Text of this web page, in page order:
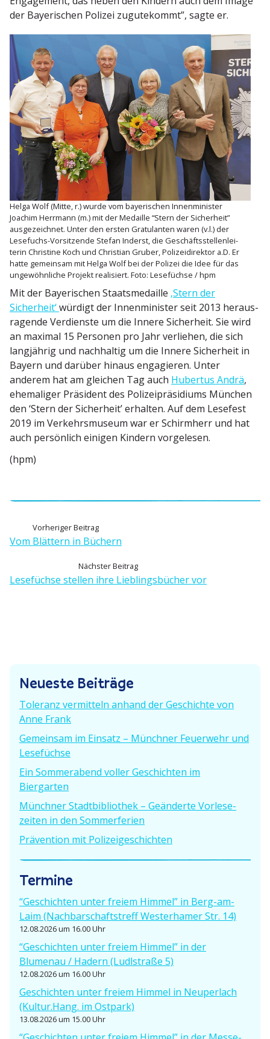
der Bayeri­schen Polizei zugute­kommt”, sagte er.
Helga Wolf (Mitte, r.) wurde vom bayeri­schen Innen­mi­nister
Joachim Herrmann (m.) mit der Medaille “Stern der Sicherheit”
ausge­zeichnet. Unter den ersten Gratu­lanten waren (v.l.) der
Lesefuchs-Vorsit­zende Stefan Inderst, die Geschäfts­stel­len­lei­
terin Christine Koch und Christian Gruber, Polizei­di­rektor a.D. Er
hatte gemeinsam mit Helga Wolf bei der Polizei die Idee für das
ungewöhn­liche Projekt reali­siert. Foto: Lesefüchse / hpm
Mit der Bayeri­schen Staats­me­daille ‚Stern der
Sicherheit‘würdigt der Innen­mi­nister seit 2013 heraus­
ra­gende Verdienste um die Innere Sicherheit. Sie wird
an maximal 15 Personen pro Jahr verliehen, die sich
langjährig und nachhaltig um die Innere Sicherheit in
Bayern und darüber hinaus engagieren. Unter
anderem hat am gleichen Tag auch Hubertus Andrä,
ehema­liger Präsident des Polizei­prä­si­diums München
den ‘Stern der Sicherheit’ erhalten. Auf dem Lesefest
2019 im Verkehrs­museum war er Schirmherr und hat
auch persönlich einigen Kindern vorgelesen.
(hpm)
e
i
Vorheriger BeitragV
o
h
e
e
i
a
:
Vom Blättern in Büchern
Nächster BeitragN
ä
i
r
g
Lesefüchse stellen ihre Lieblings­bücher vor
Neueste Beiträge
Toleranz vermitteln anhand der Geschichte von
Anne Frank
Gemeinsam im Einsatz – Münchner Feuerwehr und
Lesefüchse
Ein Sommer­abend voller Geschichten im
Biergarten
Münchner Stadt­bi­bliothek – Geänderte Vorle­se­
zeiten in den Sommerferien
Prävention mit Polizeigeschichten
Termine
“Geschichten unter freiem Himmel” in Berg-am-
Laim (Nachbar­schafts­treff Wester­hamer Str. 14)
12.08.2026 um 16.00 Uhr
“Geschichten unter freiem Himmel” in der
Blumenau / Hadern (Ludlstraße 5)
12.08.2026 um 16.00 Uhr
Geschichten unter freiem Himmel in Neuperlach
(Kultur.Hang. im Ostpark)
13.08.2026 um 15.00 Uhr